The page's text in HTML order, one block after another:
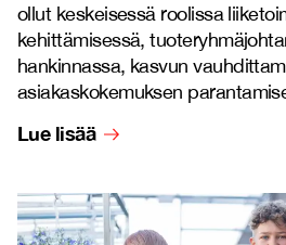
ollut keskeisessä roolissa
kehittämisessä,
hankinnassa, kasvun
asiakaskokemuksen
Lue lisää